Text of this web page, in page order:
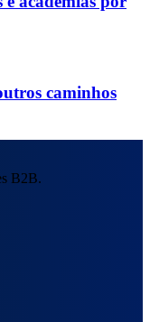
caminhos
B2B.